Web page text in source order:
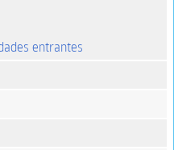
entrantes